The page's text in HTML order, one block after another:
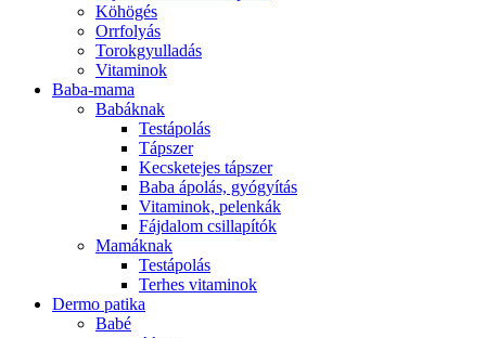
Köhögés
Orrfolyás
Torokgyulladás
Vitaminok
Baba-mama
Babáknak
Testápolás
Tápszer
Kecsketejes tápszer
Baba ápolás, gyógyítás
Vitaminok, pelenkák
Fájdalom csillapítók
Mamáknak
Testápolás
Terhes vitaminok
Dermo patika
Babé